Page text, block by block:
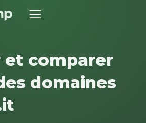
et comparer
domaines